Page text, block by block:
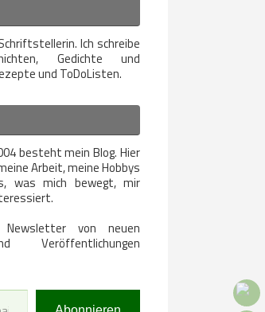
Ich schreibe
Gedichte und
und ToDoListen.
besteht mein Blog. Hier
Arbeit, meine Hobbys
was mich bewegt, mir
von neuen
Veröffentlichungen